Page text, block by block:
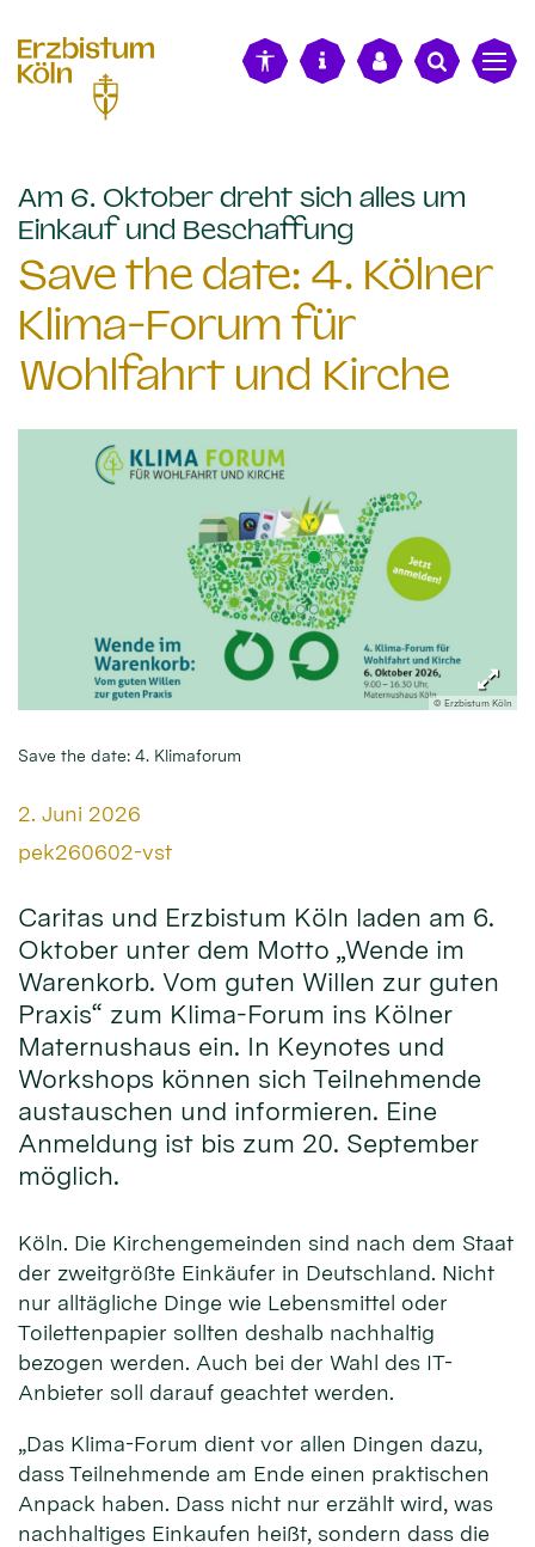
Am 6. Oktober dreht sich alles um
Einkauf und Beschaffung
Save the date: 4. Kölner
Klima-Forum für
Wohlfahrt und Kirche
© Erzbistum Köln
Save the date: 4. Klimaforum
Datum:
2. Juni 2026
Von:
pek260602-vst
Caritas und Erzbistum Köln laden am 6.
Oktober unter dem Motto „Wende im
Warenkorb. Vom guten Willen zur guten
Praxis“ zum Klima-Forum ins Kölner
Maternushaus ein. In Keynotes und
Workshops können sich Teilnehmende
austauschen und informieren. Eine
Anmeldung ist bis zum 20. September
möglich.
Köln. Die Kirchengemeinden sind nach dem Staat
der zweitgrößte Einkäufer in Deutschland. Nicht
nur alltägliche Dinge wie Lebensmittel oder
Toilettenpapier sollten deshalb nachhaltig
bezogen werden. Auch bei der Wahl des IT-
Anbieter soll darauf geachtet werden.
„Das Klima-Forum dient vor allen Dingen dazu,
dass Teilnehmende am Ende einen praktischen
Anpack haben. Dass nicht nur erzählt wird, was
nachhaltiges Einkaufen heißt, sondern dass die